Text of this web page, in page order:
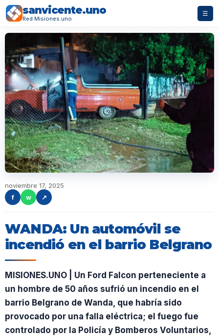
sanvicente.uno
Red Misiones.uno
☰
noviembre 17, 2025
f
w ↗
WANDA: Un automóvil se
incendió en el barrio Belgrano
MISIONES.UNO | Un Ford Falcon perteneciente a
un hombre de 50 años sufrió un incendio en el
barrio Belgrano de Wanda, que habría sido
provocado por una falla eléctrica; el fuego fue
controlado por la Policía y Bomberos Voluntarios,